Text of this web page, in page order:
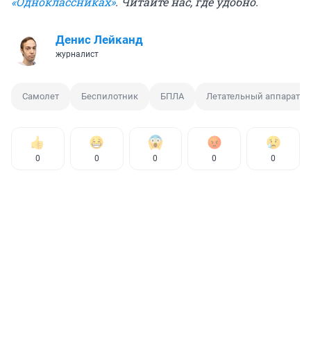
Денис Лейканд
журналист
Самолет Беспилотник БПЛА Летательный аппарат
0 0 0 0 0